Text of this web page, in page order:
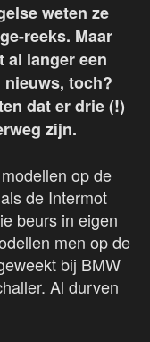
weten ze
reeks. Maar
al langer een
nieuws, toch?
dat er drie (!)
zijn.
op de
de Intermot
beurs in eigen
men op de
bij BMW
Al durven